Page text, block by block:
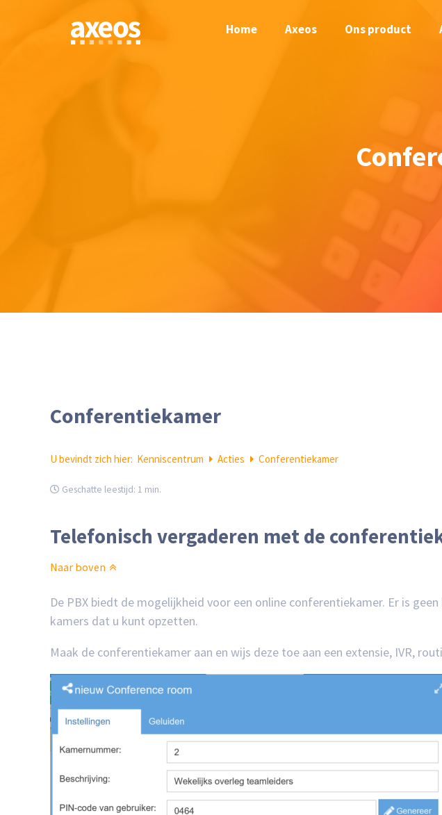
Home Axeos Ons product
Conferentiekamer
U bevindt zich hier: Kenniscentrum Acties Conferentiekamer
Geschatte leestijd: 1 min.
Telefonisch vergaderen met de
Naar boven
De PBX biedt de mogelijkheid voor een online conferentiekamer. Er is
kamers dat u kunt opzetten.
Maak de conferentiekamer aan en wijs deze toe aan een extensie, IVR,